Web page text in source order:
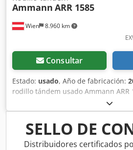
Wien 8.960 km
Ammann ARR 1585
Consultar
Estado: usado, Año de fabricación:
rodillo tándem usado Ammann ARR
2018. Tipo: ARR 1585 Número de
funcionamiento: 1.395 kg Peso
nominal: 13,2 kW Dkodpfx
fabricación: 2018 Si tiene alguna
información, no dude en enviarnos
SELLO DE
Distribuidores certificados